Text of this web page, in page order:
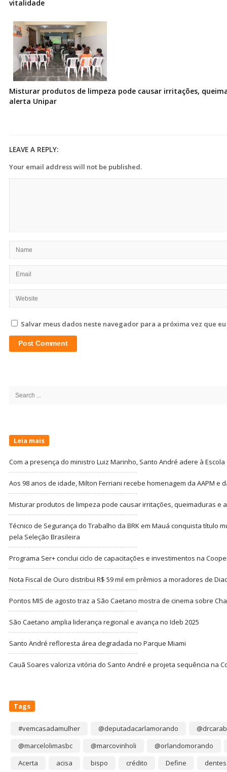
vitalidade
Misturar produtos de limpeza pode causar irritações,
alerta Unipar
LEAVE A REPLY:
Your email address will not be published.
Salvar meus dados neste navegador para a próxima vez que
Search
Leia mais
Com a presença do ministro Luiz Marinho, Santo André adere à
Aos 98 anos de idade, Milton Ferriani recebe homenagem da AAPM e
Misturar produtos de limpeza pode causar irritações, queimaduras e
Técnico de Segurança do Trabalho da BRK em Mauá conquista título
pela Seleção Brasileira
Programa Ser+ conclui ciclo de capacitações e investimentos na
Nota Fiscal de Ouro distribui R$ 59 mil em prêmios a moradores de
Pontos MIS de agosto traz a São Caetano mostra de cinema sobre
São Caetano amplia liderança regional e avança no Ideb 2025
Santo André refloresta área degradada no Parque Miami
Cauã Soares valoriza vitória do Santo André e projeta sequência na
Tags
#vemcasadamulher @deputadacarlamorando
@marcelolimasbc
@marcovinholi
@orlandomorando
Acerta
acisa bispo crédito Define dentes